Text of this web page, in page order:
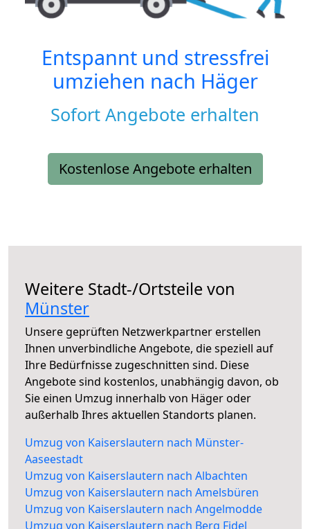
Entspannt und stressfrei
umziehen nach Häger
Sofort Angebote erhalten
Kostenlose Angebote erhalten
Weitere Stadt-/Ortsteile von
Münster
Unsere geprüften Netzwerkpartner erstellen
Ihnen unverbindliche Angebote, die speziell auf
Ihre Bedürfnisse zugeschnitten sind. Diese
Angebote sind kostenlos, unabhängig davon, ob
Sie einen Umzug innerhalb von Häger oder
außerhalb Ihres aktuellen Standorts planen.
Umzug von Kaiserslautern nach Münster-
Aaseestadt
Umzug von Kaiserslautern nach Albachten
Umzug von Kaiserslautern nach Amelsbüren
Umzug von Kaiserslautern nach Angelmodde
Umzug von Kaiserslautern nach Berg Fidel